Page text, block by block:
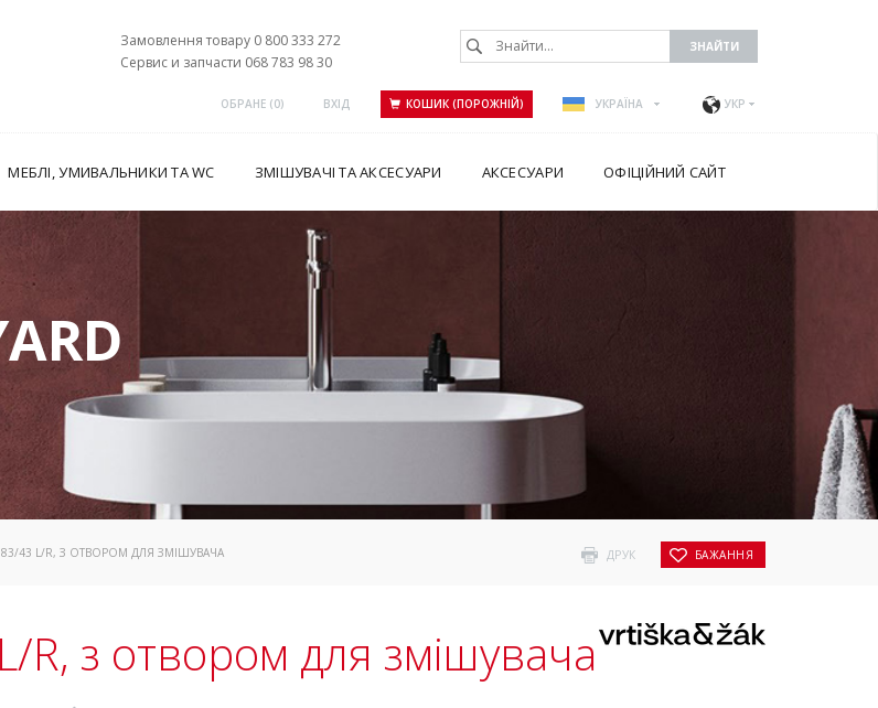
Замовлення товару 0 800 333 272
Сервис и запчасти 068 783 98 30
ОБРАНЕ (0) ВХІД КОШИК (ПОРОЖНІЙ) УКРАЇНА УКР
МЕБЛІ, УМИВАЛЬНИКИ ТА WC ЗМІШУВАЧІ ТА АКСЕСУАРИ АКСЕСУАРИ ОФІЦІЙНИЙ САЙТ
ДРУК БАЖАННЯ
43 L/R, З ОТВОРОМ ДЛЯ ЗМІШУВАЧА
з отвором для змішувача